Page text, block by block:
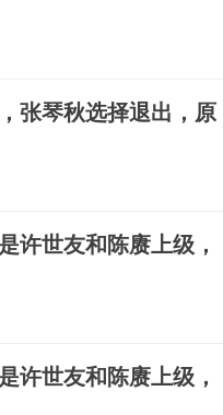
张琴秋选择退出，原
许世友和陈赓上级，
许世友和陈赓上级，